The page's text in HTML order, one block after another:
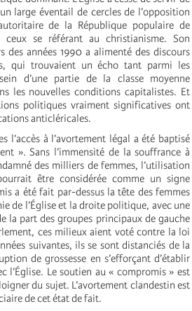
large éventail de cercles de l’opposition
de la République populaire de
ceux se référant au christianisme. Son
des années 1990 a alimenté des discours
qui trouvaient un écho tant parmi les
d’une partie de la classe moyenne
les nouvelles conditions capitalistes. Et
politiques vraiment significatives ont
anticléricales.
l’accès à l’avortement légal a été baptisé
». Sans l’immensité de la souffrance à
des milliers de femmes, l’utilisation
être considérée comme un signe
a été fait par-dessus la tête des femmes
de l’Église et la droite politique, avec une
la part des groupes principaux de gauche
ces milieux aient voté contre la loi
suivantes, ils se sont distanciés de la
de grossesse en s’efforçant d’établir
l’Église. Le soutien au « compromis » est
du sujet. L’avortement clandestin est
de cet état de fait.